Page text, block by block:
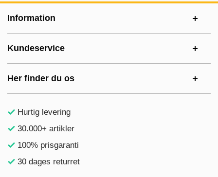
Information
Kundeservice
Her finder du os
Hurtig levering
30.000+ artikler
100% prisgaranti
30 dages returret